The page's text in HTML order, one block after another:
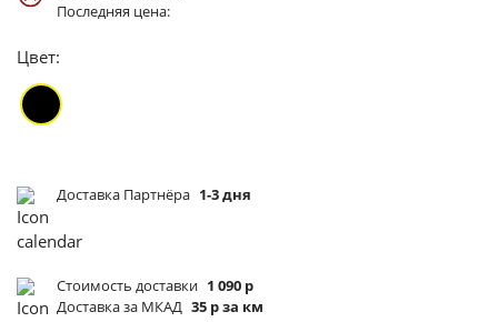
Последняя цена:
Цвет:
Доставка Партнёра 1-3 дня
Стоимость доставки 1 090 р
Доставка за МКАД 35 р за км